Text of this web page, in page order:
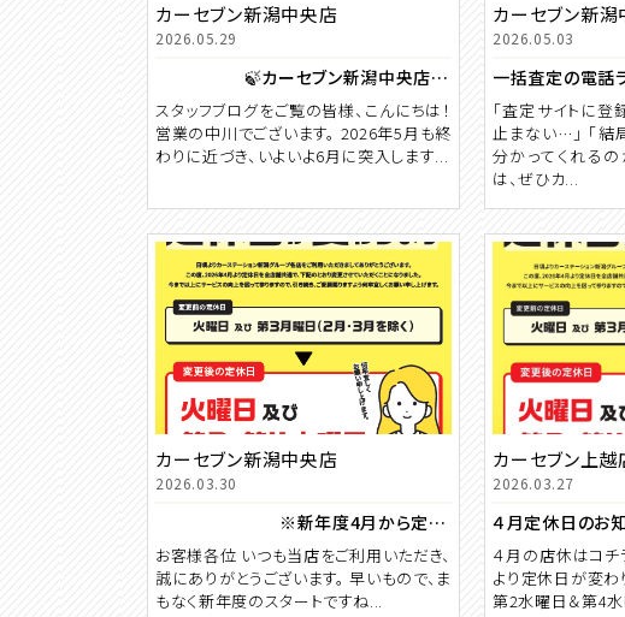
カーセブン新潟中央店
2026.05.29
🍃カーセブン新潟中央店 6月カレンダー🐸
スタッフブログをご覧の皆様、こんにちは！
営業の中川でございます。 2026年5月も終
わりに近づき、いよいよ6月に突入します...
カーセブン新潟
2026.05.03
「査定サイトに登
止まない…」 「結
分かってくれる
は、ぜひカ...
カーセブン新潟中央店
2026.03.30
※新年度4月から定休日が変わります※
お客様各位 いつも当店をご利用いただき、
誠にありがとうございます。 早いもので、ま
もなく新年度のスタートですね...
カーセブン上越
2026.03.27
４月定休日のお
４月の店休はコチ
より定休日が変わ
第2水曜日＆第4